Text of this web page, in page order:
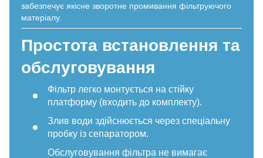
забезпечує якісне зворотне промивання фільтруючого
матеріалу.
Простота встановлення та
обслуговування
Фільтр легко монтується на стійку
платформу (входить до комплекту).
Злив води здійснюється через спеціальну
пробку із сепаратором.
Обслуговування фільтра не вимагає